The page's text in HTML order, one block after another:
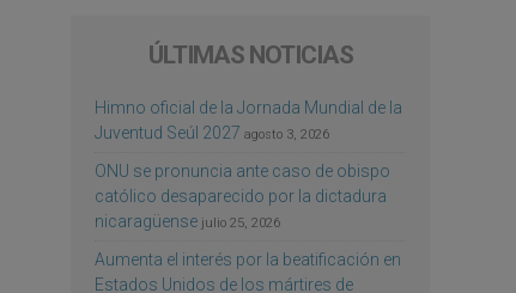
ÚLTIMAS NOTICIAS
Himno oficial de la Jornada Mundial de la
Juventud Seúl 2027 agosto 3, 2026
ONU se pronuncia ante caso de obispo
católico desaparecido por la dictadura
nicaragüense julio 25, 2026
Aumenta el interés por la beatificación en
Estados Unidos de los mártires de